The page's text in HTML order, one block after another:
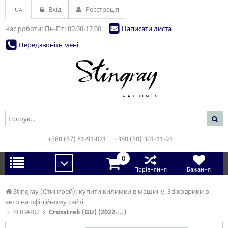
Stingray (Стингрей): купити килимки в машину, 3d коврики в
авто на офіційному сайті
SUBARU
Crosstrek (GU) (2022-...)
Час роботи: Пн-Пт: 09.00-17.00
Написати листа
Передзвоніть мені
UA Вхід Реєстрація
+380 (67) 81-91-071 +380 (50) 301-11-93
0
Порівняння Бажання